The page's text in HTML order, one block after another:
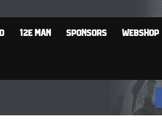
12E MAN SPONSORS WEBSHOP